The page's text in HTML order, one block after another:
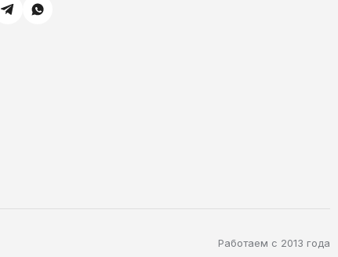
Работаем с 2013 года